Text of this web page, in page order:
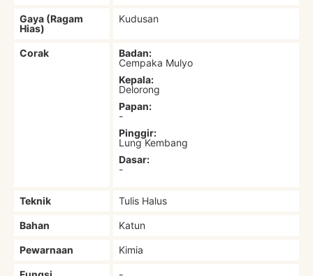
Gaya (Ragam
Hias)
Kudusan
Corak
Badan:
Cempaka Mulyo
Kepala:
Delorong
Papan:
-
Pinggir:
Lung Kembang
Dasar:
-
Teknik Tulis Halus
Bahan Katun
Pewarnaan Kimia